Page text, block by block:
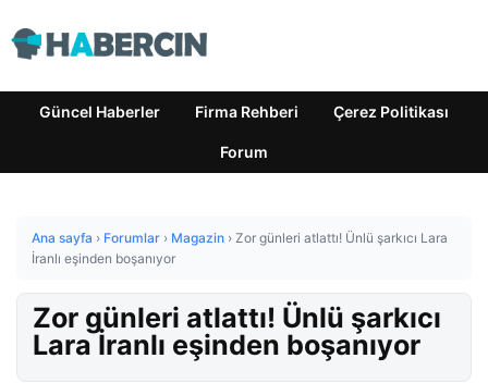
Güncel Haberler Firma Rehberi Çerez Politikası
Forum
Ana sayfa › Forumlar › Magazin › Zor günleri atlattı! Ünlü şarkıcı Lara
İranlı eşinden boşanıyor
Zor günleri atlattı! Ünlü şarkıcı
Lara İranlı eşinden boşanıyor